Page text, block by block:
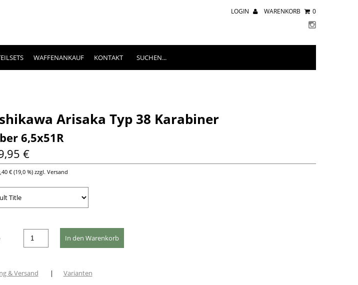
LOGIN WARENKORB 0
WAFFENANKAUF KONTAKT
Arisaka Typ 38 Karabiner
6,5x51R
€
€(19,0 %) zzgl. Versand
& Versand | Varianten